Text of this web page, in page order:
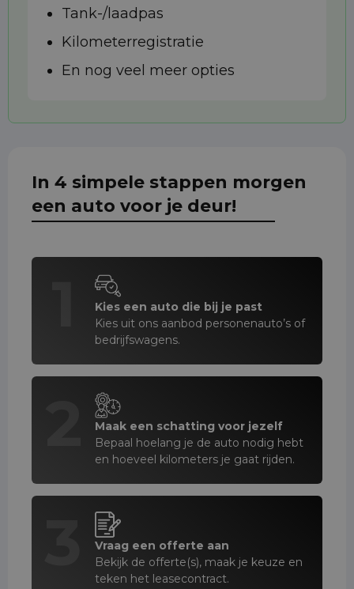
Tank-/laadpas
Kilometerregistratie
En nog veel meer opties
In 4 simpele stappen morgen
een auto voor je deur!
Kies een auto die bij je past
Kies uit ons aanbod personenauto’s of
bedrijfswagens.
Maak een schatting voor jezelf
Bepaal hoelang je de auto nodig hebt
en hoeveel kilometers je gaat rijden.
Vraag een offerte aan
Bekijk de offerte(s), maak je keuze en
teken het leasecontract.